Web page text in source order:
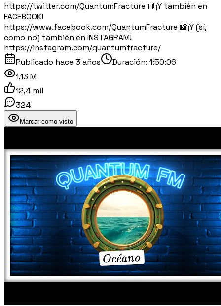
https://twitter.com/QuantumFracture 📘¡Y también en
FACEBOOK!
https://www.facebook.com/QuantumFracture 📸¡Y (sí,
como no) también en INSTAGRAM!
https://instagram.com/quantumfracture/
Publicado hace 3 años Duración: 1:50:06
1,13 M
12,4 mil
324
Marcar como visto